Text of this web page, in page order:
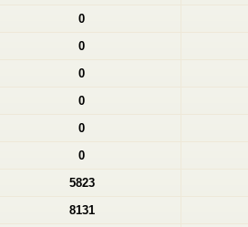
0
0
0
0
0
0
5823
8131